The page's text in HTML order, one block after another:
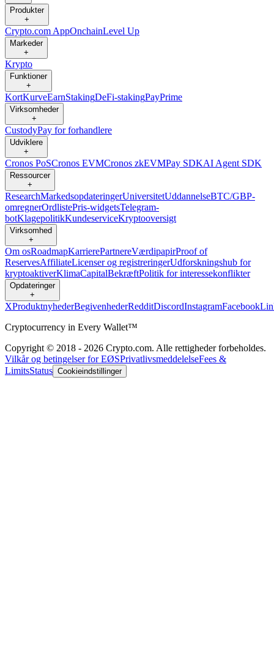
Produkter
+
Crypto.com AppOnchainLevel Up
Markeder
+
Krypto
Funktioner
+
KortKurveEarnStakingDeFi-stakingPayPrime
Virksomheder
+
CustodyPay for forhandlere
Udviklere
+
Cronos PoSCronos EVMCronos zkEVMPay SDKAI Agent SDK
Ressourcer
+
ResearchMarkedsopdateringerUniversitetUddannelseBTC/GBP-
omregnerOrdlistePris-widgetsTelegram-
botKlagepolitikKundeserviceKryptooversigt
Virksomhed
+
Om osRoadmapKarrierePartnereVærdipapirProof of
ReservesAffiliateLicenser og registreringerUdforskningshub for
kryptoaktiverKlimaCapitalBekræftPolitik for interessekonflikter
Opdateringer
+
XProduktnyhederBegivenhederRedditDiscordInstagramFacebook
Cryptocurrency in Every Wallet™
Copyright © 2018 - 2026 Crypto.com. Alle rettigheder forbeholdes.
Vilkår og betingelser for EØSPrivatlivsmeddelelseFees &
LimitsStatus Cookieindstillinger